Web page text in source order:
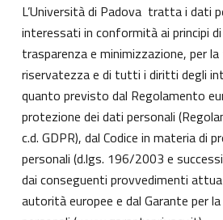
L’Università di Padova tratta i dati
interessati in conformità ai principi
trasparenza e minimizzazione, per
riservatezza e di tutti i diritti degli
quanto previsto dal Regolamento
protezione dei dati personali
c.d. GDPR), dal Codice in materia di
personali (d.lgs. 196/2003 e
dai conseguenti provvedimenti
autorità europee e dal Garante per